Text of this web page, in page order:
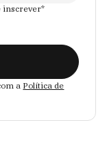
inscrever*
a Política de